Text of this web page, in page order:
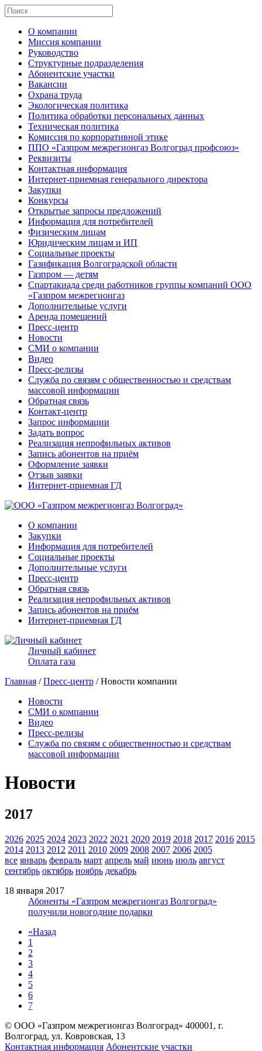
О компании
Миссия компании
Руководство
Структурные подразделения
Абонентские участки
Вакансии
Охрана труда
Экологическая политика
Политика обработки персональных данных
Техническая политика
Комиссия по корпоративной этике
ППО «Газпром межрегионгаз Волгоград профсоюз»
Реквизиты
Контактная информация
Интернет-приемная генерального директора
Закупки
Конкурсы
Открытые запросы предложений
Информация для потребителей
Физическим лицам
Юридическим лицам и ИП
Социальные проекты
Газификация Волгоградской области
Газпром — детям
Спартакиада среди работников группы компаний ООО
«Газпром межрегионгаз
Дополнительные услуги
Аренда помещений
Пресс-центр
Новости
СМИ о компании
Видео
Пресс-релизы
Служба по связям с общественностью и средствам
массовой информации
Обратная связь
Контакт-центр
Запрос информации
Задать вопрос
Реализация непрофильных активов
Запись абонентов на приём
Оформление заявки
Отзыв заявки
Интернет-приемная ГД
О компании
Закупки
Информация для потребителей
Социальные проекты
Дополнительные услуги
Пресс-центр
Обратная связь
Реализация непрофильных активов
Запись абонентов на приём
Интернет-приемная ГД
Личный кабинет
Оплата газа
Главная /Пресс-центр / Новости компании
Новости
СМИ о компании
Видео
Пресс-релизы
Служба по связям с общественностью и средствам
массовой информации
Новости
2017
2026 2025 2024 2023 2022 2021 2020 2019 2018 2017 2016 2015
2014 2013 2012 2011 2010 2009 2008 2007 2006 2005
все январь февраль март апрель май июнь июль август
сентябрь октябрь ноябрь декабрь
18 января 2017
Абоненты «Газпром межрегионгаз Волгоград»
получили новогодние подарки
«Назад
1
2
3
4
5
6
7
© ООО «Газпром межрегионгаз Волгоград» 400001, г.
Волгоград, ул. Ковровская, 13
Контактная информация Абонентские участки